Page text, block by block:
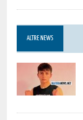
ALTRE NEWS